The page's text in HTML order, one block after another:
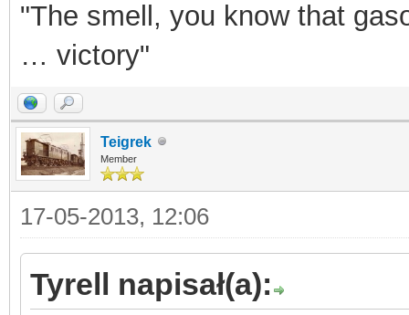
"The smell, you know that
… victory"
Teigrek
Member
17-05-2013, 12:06
Tyrell napisał(a):